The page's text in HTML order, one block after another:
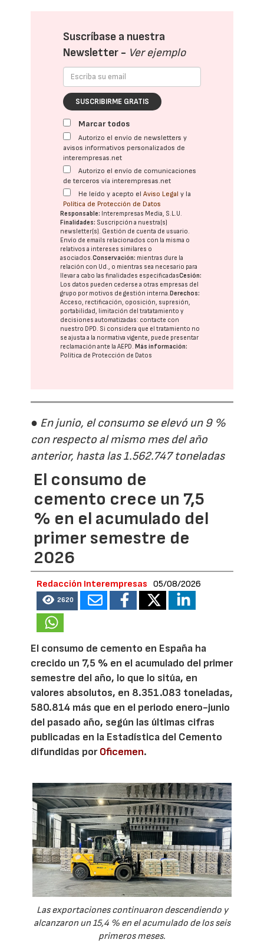
Suscríbase a nuestra
Newsletter - Ver ejemplo
SUSCRIBIRME GRATIS
Marcar todos
Autorizo el envío de newsletters y
avisos informativos personalizados de
interempresas.net
Autorizo el envío de comunicaciones
de terceros vía interempresas.net
He leído y acepto elAviso Legal y la
Política de Protección de Datos
Responsable: Interempresas Media, S.L.U.
Finalidades: Suscripción a nuestra(s)
newsletter(s). Gestión de cuenta de usuario.
Envío de emails relacionados con la misma o
relativos a intereses similares o
asociados.Conservación: mientras dure la
relación con Ud., o mientras sea necesario para
llevar a cabo las finalidades especificadasCesión:
Los datos pueden cederse a otras empresas del
grupo por motivos de gestión interna.Derechos:
Acceso, rectificación, oposición, supresión,
portabilidad, limitación del tratatamiento y
decisiones automatizadas: contacte con
nuestro DPD . Si considera que el tratamiento no
se ajusta a la normativa vigente, puede presentar
reclamación ante laAEPD .Más información:
Política de Protección de Datos
● En junio, el consumo se elevó un 9 %
con respecto al mismo mes del año
anterior, hasta las 1.562.747 toneladas
El consumo de
cemento crece un 7,5
% en el acumulado del
primer semestre de
2026
Redacción Interempresas 05/08/2026
2620
El consumo de cemento en España ha
crecido un 7,5 % en el acumulado del primer
semestre del año, lo que lo sitúa, en
valores absolutos, en 8.351.083 toneladas,
580.814 más que en el periodo enero-junio
del pasado año, según las últimas cifras
publicadas en la Estadística del Cemento
difundidas porOficemen.
Las exportaciones continuaron descendiendo y
alcanzaron un 15,4 % en el acumulado de los seis
primeros meses.